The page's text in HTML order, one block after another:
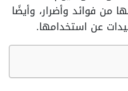
من فوائد وأضرار، وأيضًا
عن استخدامها.